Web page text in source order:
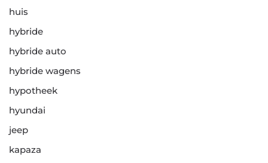
huis
hybride
hybride auto
hybride wagens
hypotheek
hyundai
jeep
kapaza